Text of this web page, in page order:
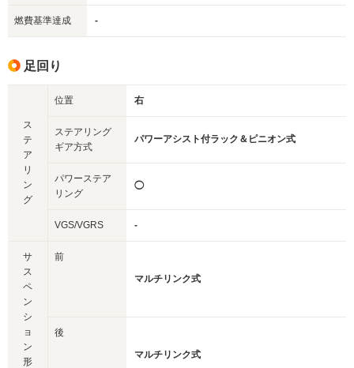
燃費基準達成 -
足回り
ス
テ
ア
リ
ン
グ
位置 右
ステアリング
ギア方式
パワーアシスト付ラック＆ピニオン式
パワーステア
リング
◯
VGS/VGRS -
サ
ス
ペ
ン
シ
ョ
ン
形
前
マルチリンク式
後
マルチリンク式